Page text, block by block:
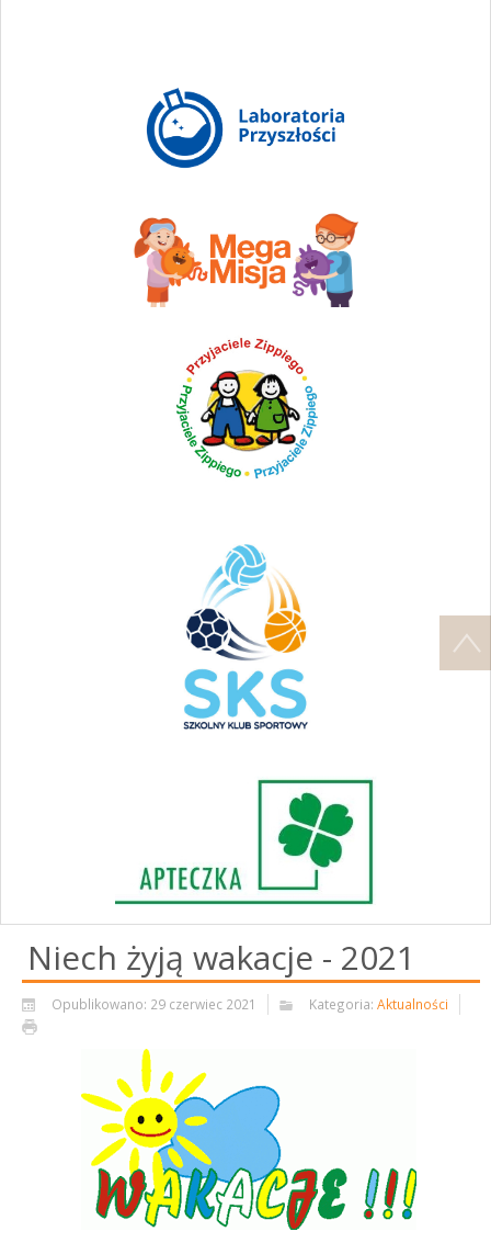
Niech żyją wakacje - 2021
Opublikowano: 29 czerwiec 2021 Kategoria: Aktualności